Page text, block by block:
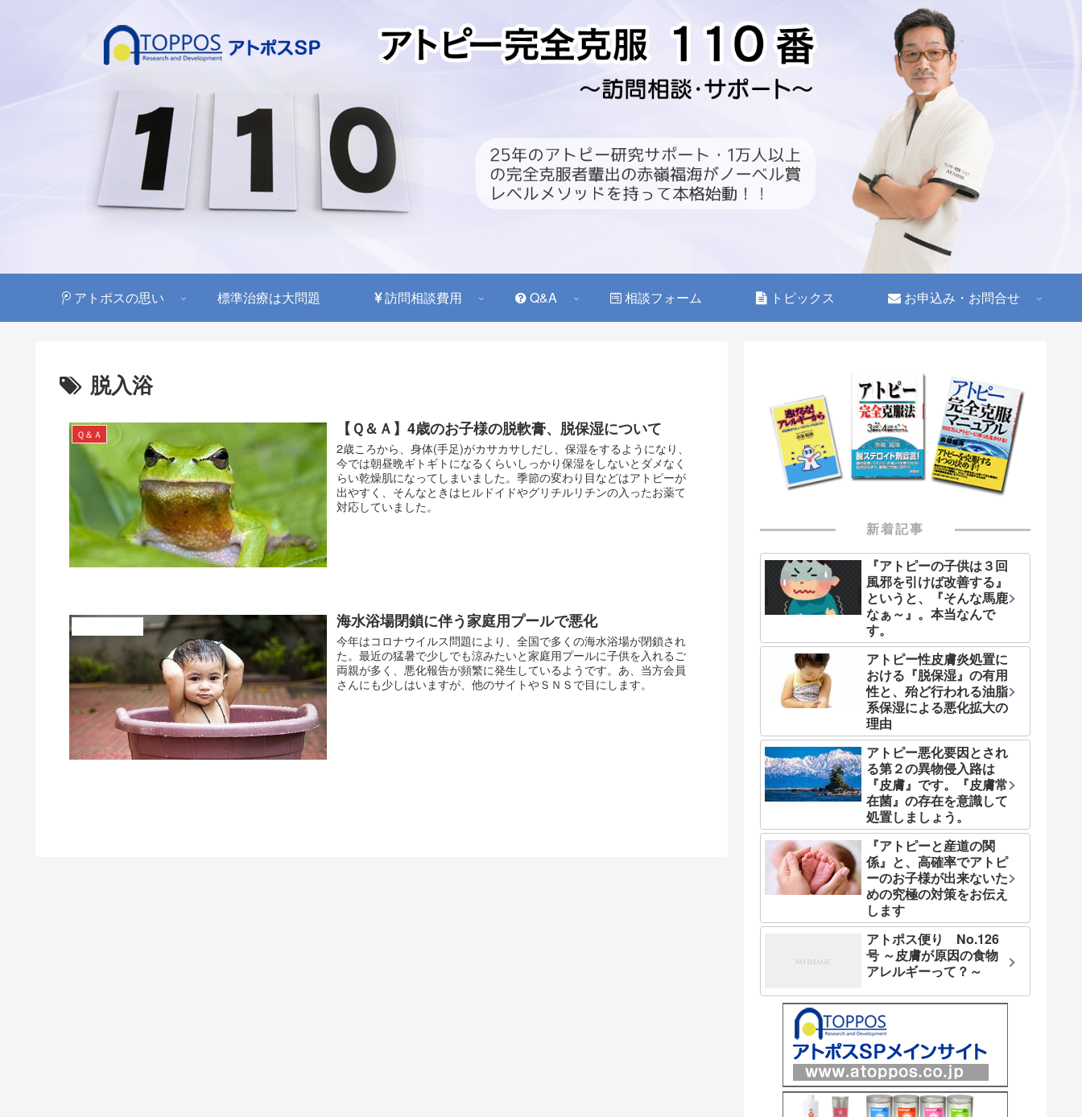
アトピー完全克服１１０番 ～訪問相談・サポート～
アトポスの思い 標準治療は大問題 訪問相談費用 Q&A 相談フォーム トピックス お申込み・お問合せ
脱入浴
Ｑ＆Ａ 【Ｑ＆Ａ】4歳のお子様の脱軟膏、脱保湿について
2歳ころから、身体(手足)がカサカサしだし、保湿をするようになり、
今では朝昼晩ギトギトになるくらいしっかり保湿をしないとダメなく
らい乾燥肌になってしまいました。季節の変わり目などはアトピーが
出やすく、そんなときはヒルドイドやグリチルリチンの入ったお薬て
対応していました。
海水浴場閉鎖に伴う家庭用プールで悪化
今年はコロナウイルス問題により、全国で多くの海水浴場が閉鎖され
た。最近の猛暑で少しでも涼みたいと家庭用プールに子供を入れるご
両親が多く、悪化報告が頻繁に発生しているようです。あ、当方会員
さんにも少しはいますが、他のサイトやＳＮＳで目にします。
新着記事
『アトピーの子供は３回
風邪を引けば改善する』
というと、『そんな馬鹿
なぁ～』。本当なんで
す。
アトピー性皮膚炎処置に
おける『脱保湿』の有用
性と、殆ど行われる油脂
系保湿による悪化拡大の
理由
アトピー悪化要因とされ
る第２の異物侵入路は
『皮膚』です。『皮膚常
在菌』の存在を意識して
処置しましょう。
『アトピーと産道の関
係』と、高確率でアトピ
ーのお子様が出来ないた
めの究極の対策をお伝え
します
アトポス便り No.126
号 ～皮膚が原因の食物
アレルギーって？～